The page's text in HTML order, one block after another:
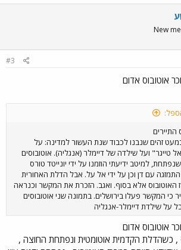
New
#3
אוטובוס אדום
התיירים
כמעט זהים שנבנו לכבוד שנת העשור למדינה: על
טייגר" ועל שילדה של דיימלר (אנגליה). אוטובוסים
למיטב ידיעתי הוזמנו על ידי יונייטד טורס
עם דן וכן על ידי אל על. אבל הדלת האחורית
האוטובוס אלא בסוף. ואגב. הזכרת את המקשר וכנראה
כי המקשר פעלו בירושלים. בתמונה שני אוטובוסים
על שילדת דיימלר-אנגליה
אוטובוס אדום
, כשהדלת הקדמית אוטומטית ונפתחת החוצה ,